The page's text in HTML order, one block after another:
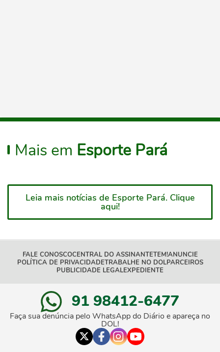
Mais em Esporte Pará
Leia mais notícias de Esporte Pará. Clique
aqui!
FALE CONOSCOCENTRAL DO ASSINANTETEM!ANUNCIE
POLÍTICA DE PRIVACIDADETRABALHE NO DOLPARCEIROS
PUBLICIDADE LEGALEXPEDIENTE
91 98412-6477
Faça sua denúncia pelo WhatsApp do Diário e apareça no
DOL!